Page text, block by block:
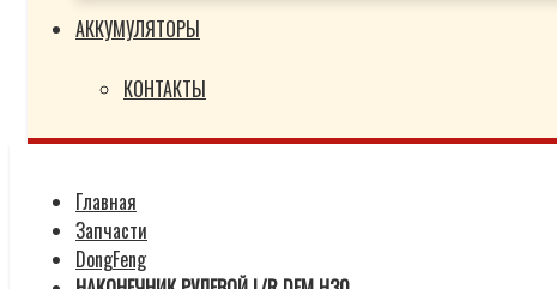
АККУМУЛЯТОРЫ
КОНТАКТЫ
Главная
Запчасти
DongFeng